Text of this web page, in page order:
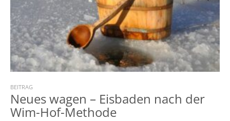
BEITRAG
Neues wagen – Eisbaden nach der
Wim-Hof-Methode